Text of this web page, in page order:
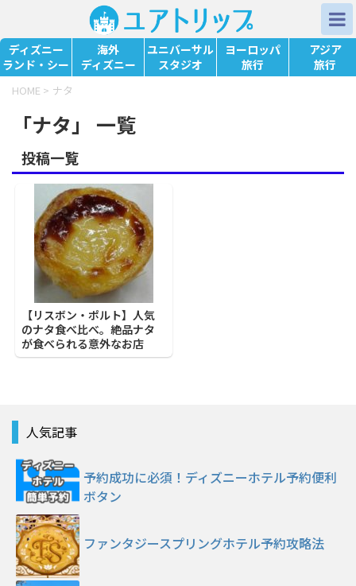
ディズニー
ランド・シー
海外
ディズニー
ユニバーサル
スタジオ
ヨーロッパ
旅行
アジア
旅行
HOME > ナタ
「ナタ」 一覧
投稿一覧
【リスボン・ポルト】人気
のナタ食べ比べ。絶品ナタ
が食べられる意外なお店
人気記事
予約成功に必須！ディズニーホテル予約便利
ボタン
ファンタジースプリングホテル予約攻略法